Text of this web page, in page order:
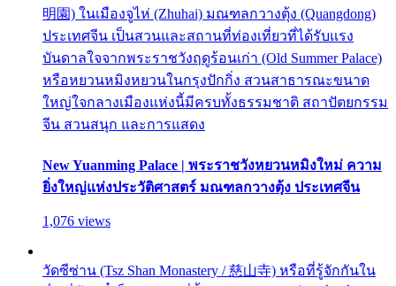
明園) ในเมืองจูไห่ (Zhuhai) มณฑลกวางตุ้ง (Quangdong)
ประเทศจีน เป็นสวนและสถานที่ท่องเที่ยวที่ได้รับแรง
บันดาลใจจากพระราชวังฤดูร้อนเก่า (Old Summer Palace)
หรือหยวนหมิงหยวนในกรุงปักกิ่ง สวนสาธารณะขนาด
ใหญ่ใจกลางเมืองแห่งนี้มีครบทั้งธรรมชาติ สถาปัตยกรรม
จีน สวนสนุก และการแสดง
New Yuanming Palace | พระราชวังหยวนหมิงใหม่ ความ
ยิ่งใหญ่แห่งประวัติศาสตร์ มณฑลกวางตุ้ง ประเทศจีน
1,076 views
วัดซีซ่าน (Tsz Shan Monastery / 慈山寺) หรือที่รู้จักกันใน